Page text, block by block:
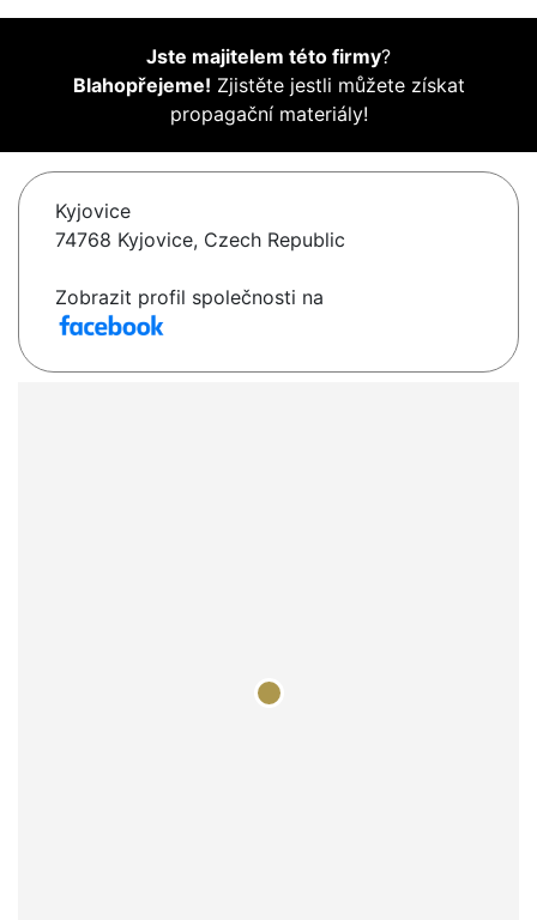
Jste majitelem této firmy?
Blahopřejeme! Zjistěte jestli můžete získat
propagační materiály!
Kyjovice
74768 Kyjovice, Czech Republic
Zobrazit profil společnosti na